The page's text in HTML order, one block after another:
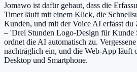
Jomawo ist dafür gebaut, dass die
Timer läuft mit einem Klick, die
Kunden, und mit der Voice AI erfasst du
– 'Drei Stunden Logo-Design für Kunde
ordnet die AI automatisch zu.
nachträglich ein, und die Web-App läuft
Desktop und Smartphone.